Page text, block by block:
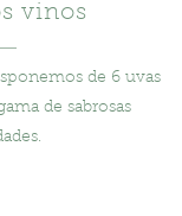
vinos
de 6 uvas
de sabrosas